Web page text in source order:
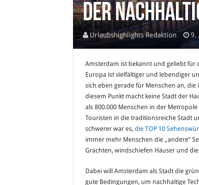
Der
Urlaubshighlights Redaktion 9.
Amsterdam ist bekannt und geliebt für
Europa ist vielfältiger und lebendiger
sich eben gerade für Menschen an,
diesem Punkt macht keine Stadt der
als 800.000 Menschen in der
Touristen in die traditionsreiche Stadt
schwerer war es, die TOP 10
immer mehr Menschen die „andere“
Grachten, windschiefen Häuser und
Dabei will Amsterdam als Stadt die
gute Bedingungen, um nachhaltige